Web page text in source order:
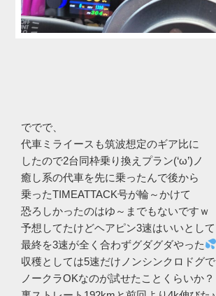
ででで、
代車ミライースも筑波想定のギア比に
したので2台同枠乗り換えプラン(‘ω’)ノ
癒し系の代車を先に乗ったんで後から
乗ったTIMEATTACK号が輪～かけて
恐ろしかったのはゆ～までもないですｗ
予想してたけどヘアピン3速はいいとして
最終を3速が全く合わずグダグダやった
収穫としては5速だけノンシンクロドグで
ノークラOKなのが試せたことくらいか？